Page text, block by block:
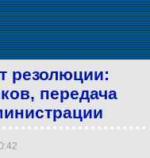
резолюции:
передача